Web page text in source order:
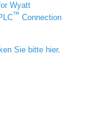
Wyatt
™ Connection
Sie bitte hier.